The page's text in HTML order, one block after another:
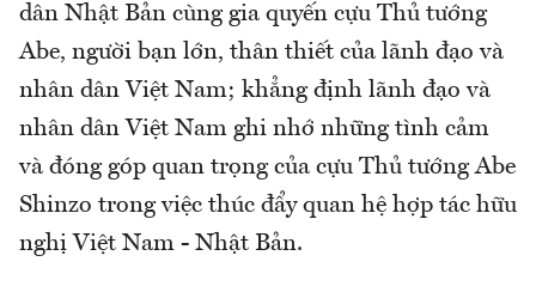
dân Nhật Bản cùng gia quyến cựu Thủ tướng
Abe, người bạn lớn, thân thiết của lãnh đạo và
nhân dân Việt Nam; khẳng định lãnh đạo và
nhân dân Việt Nam ghi nhớ những tình cảm
và đóng góp quan trọng của cựu Thủ tướng Abe
Shinzo trong việc thúc đẩy quan hệ hợp tác hữu
nghị Việt Nam - Nhật Bản.